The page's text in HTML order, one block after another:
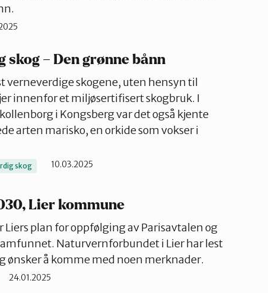
skog – Den grønne bånn
verneverdige skogene, uten hensyn til
innenfor et miljøsertifisert skogbruk. I
i Kongsberg var det også kjente
arten marisko, en orkide som vokser i
skog 10.03.2025
Lier kommune
plan for oppfølging av Parisavtalen og
Naturvernforbundet i Lier har lest
å komme med noen merknader.
24.01.2025